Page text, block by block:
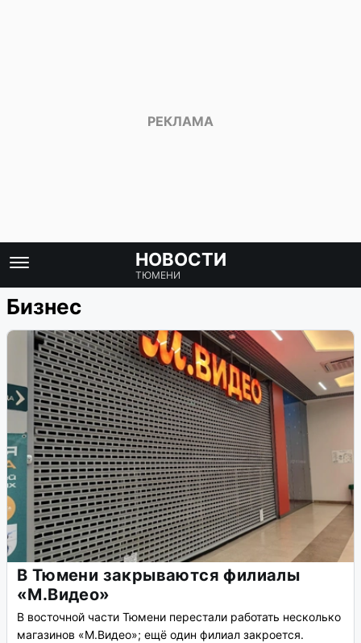
НОВОСТИ
ТЮМЕНИ
Бизнес
В Тюмени закрываются филиалы
«М.Видео»
В восточной части Тюмени перестали работать несколько
магазинов «М.Видео»; ещё один филиал закроется.